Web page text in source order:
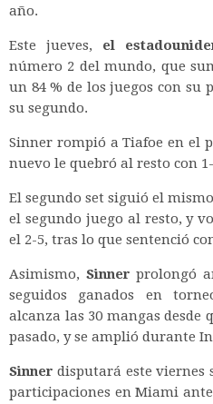
año.
Este jueves, el
número 2 del mundo, que
un 84 % de los juegos con su
su segundo.
Sinner rompió a Tiafoe en el
nuevo le quebró al resto con
El segundo set siguió el
el segundo juego al resto, y
el 2-5, tras lo que sentenció
Asimismo, Sinner prolongó
seguidos ganados en
alcanza las 30 mangas desde
pasado, y se amplió durante
Sinner disputará este viernes
participaciones en Miami